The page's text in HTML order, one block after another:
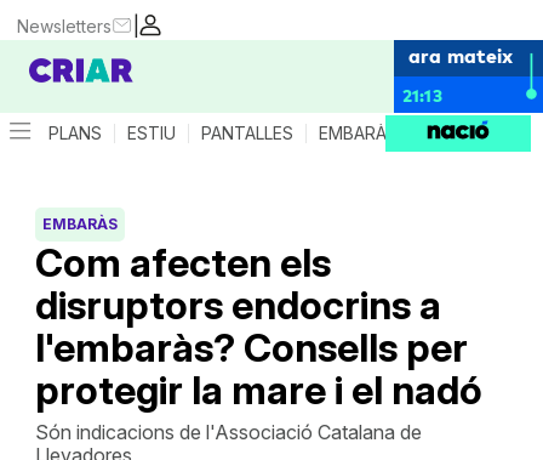
|
Newsletters
ara mateix
21:13
PLANS ESTIU PANTALLES EMBARÀS CRIANÇA
Com afecten els
disruptors endocrins a
l'embaràs? Consells per
protegir la mare i el nadó
EMBARÀS
Són indicacions de l'Associació Catalana de
Llevadores